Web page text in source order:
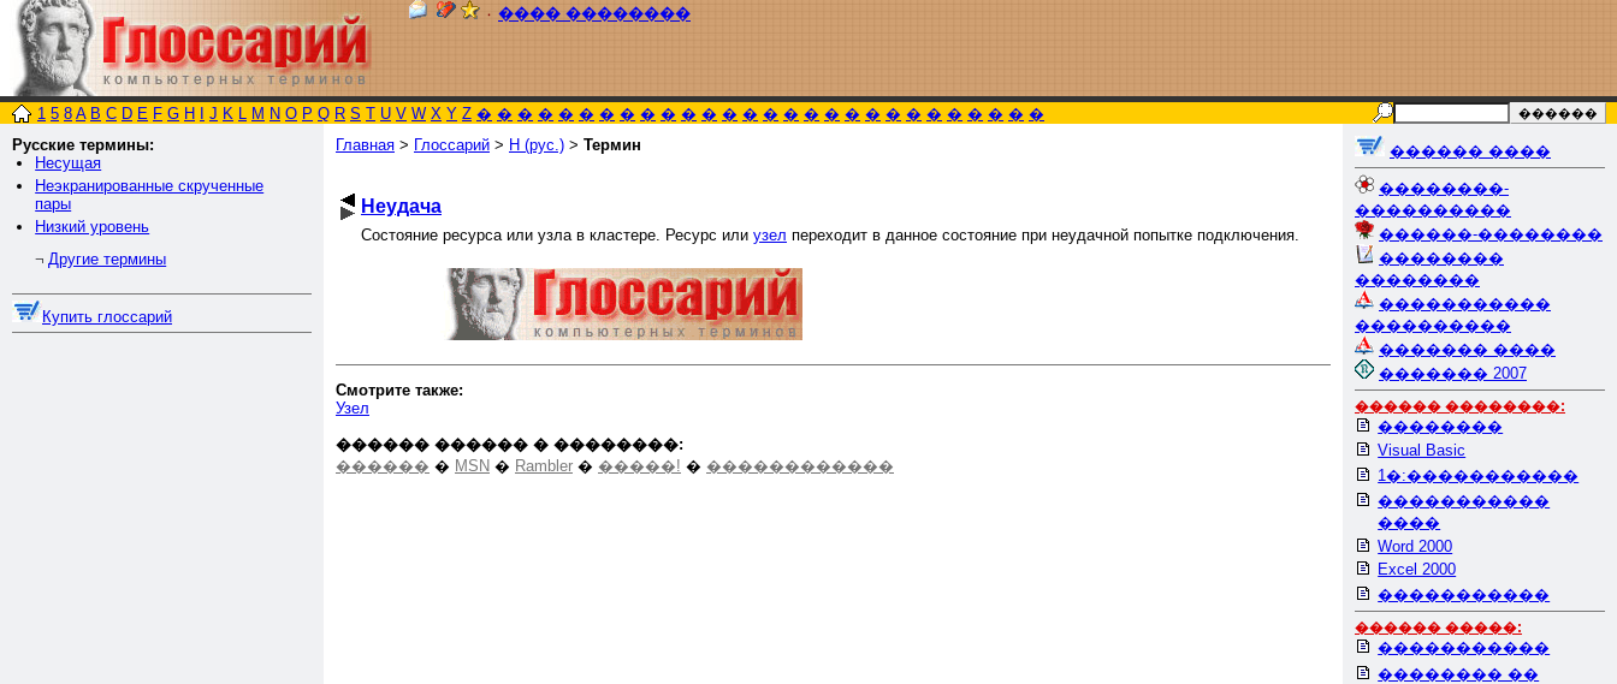
٠ ���� ��������
1 5 8 A B C D E F G H J K L M N O P Q R S T U V W X Y Z � � � � � � � � � � � � � � � � � � � � � � � � � � � �
Русские термины:
Несущая
Неэкранированные скрученные
пары
Низкий уровень
¬ Другие термины
Купить глоссарий
Главная > Глоссарий > Н (рус.) > Термин
Неудача
Состояние ресурса или узла в кластере. Ресурс или узел переходит в данное состояние при неудачной попытке подключения.
Смотрите также:
Узел
������ ������ � ��������:
������ � MSN � Rambler � �����! � ������������
������ ����
��������-
����������
������-��������
��������
��������
�����������
����������
������� ����
������� 2007
������ ��������:
��������
Visual Basic
1�:�����������
�����������
����
Word 2000
Excel 2000
�����������
������ �����:
�����������
�������� ��